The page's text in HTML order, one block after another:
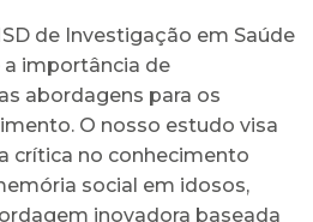
de Investigação em Saúde
a importância de
abordagens para os
O nosso estudo visa
crítica no conhecimento
social em idosos,
inovadora baseada